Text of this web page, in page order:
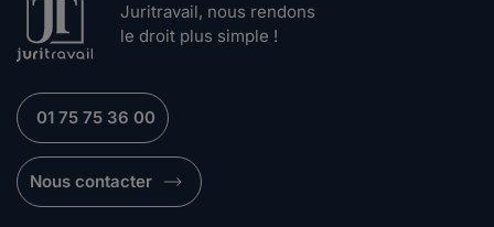
Juritravail, nous rendons
le droit plus simple !
01 75 75 36 00
Nous contacter